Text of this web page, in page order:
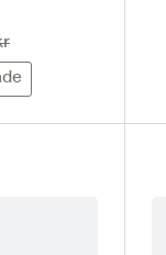
pris: